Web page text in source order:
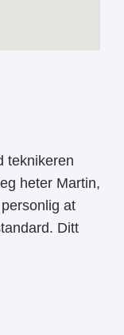
teknikeren
heter Martin,
at
Ditt